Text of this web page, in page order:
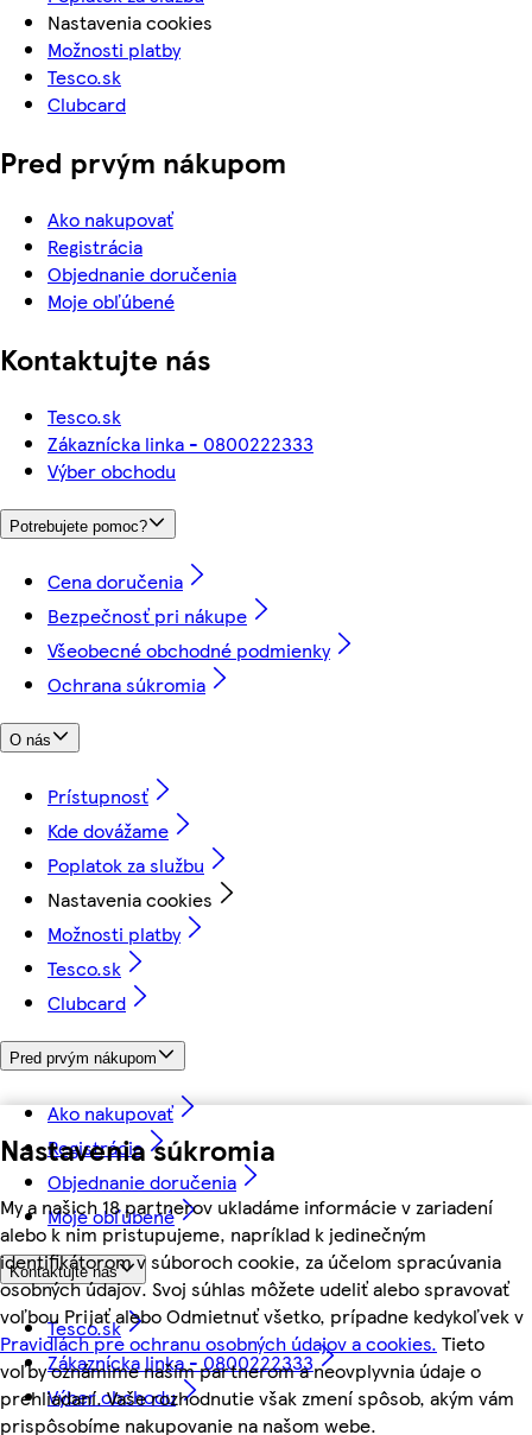
Nastavenia súkromia
My a našich 18 partnerov ukladáme informácie v zariadení
alebo k nim pristupujeme, napríklad k jedinečným
identifikátorom v súboroch cookie, za účelom spracúvania
osobných údajov. Svoj súhlas môžete udeliť alebo spravovať
voľbou Prijať alebo Odmietnuť všetko, prípadne kedykoľvek v
Pravidlách pre ochranu osobných údajov a cookies. Tieto
voľby oznámime našim partnerom a neovplyvnia údaje o
prehliadaní. Vaše rozhodnutie však zmení spôsob, akým vám
prispôsobíme nakupovanie na našom webe.
Nastavenia cookies
Možnosti platby
Tesco.sk
Clubcard
Pred prvým nákupom
Ako nakupovať
Registrácia
Objednanie doručenia
Moje obľúbené
Kontaktujte nás
Tesco.sk
Zákaznícka linka - 0800222333
Výber obchodu
Potrebujete pomoc?
Cena doručenia
Bezpečnosť pri nákupe
Všeobecné obchodné podmienky
Ochrana súkromia
O nás
Prístupnosť
Kde dovážame
Poplatok za službu
Nastavenia cookies
Možnosti platby
Tesco.sk
Clubcard
Pred prvým nákupom
Ako nakupovať
Registrácia
Objednanie doručenia
Moje obľúbené
Kontaktujte nás
Tesco.sk
Zákaznícka linka - 0800222333
Výber obchodu